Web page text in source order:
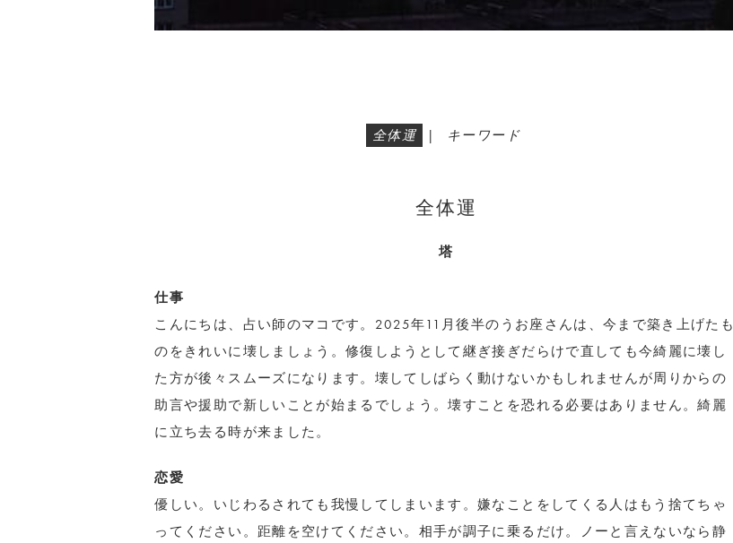
全体運 | キーワード
全体運
塔
仕事
こんにちは、占い師のマコです。2025年11月後半のうお座さんは、今まで築き上げたも
のをきれいに壊しましょう。修復しようとして継ぎ接ぎだらけで直しても今綺麗に壊し
た方が後々スムーズになります。壊してしばらく動けないかもしれませんが周りからの
助言や援助で新しいことが始まるでしょう。壊すことを恐れる必要はありません。綺麗
に立ち去る時が来ました。
恋愛
優しい。いじわるされても我慢してしまいます。嫌なことをしてくる人はもう捨てちゃ
ってください。距離を空けてください。相手が調子に乗るだけ。ノーと言えないなら静